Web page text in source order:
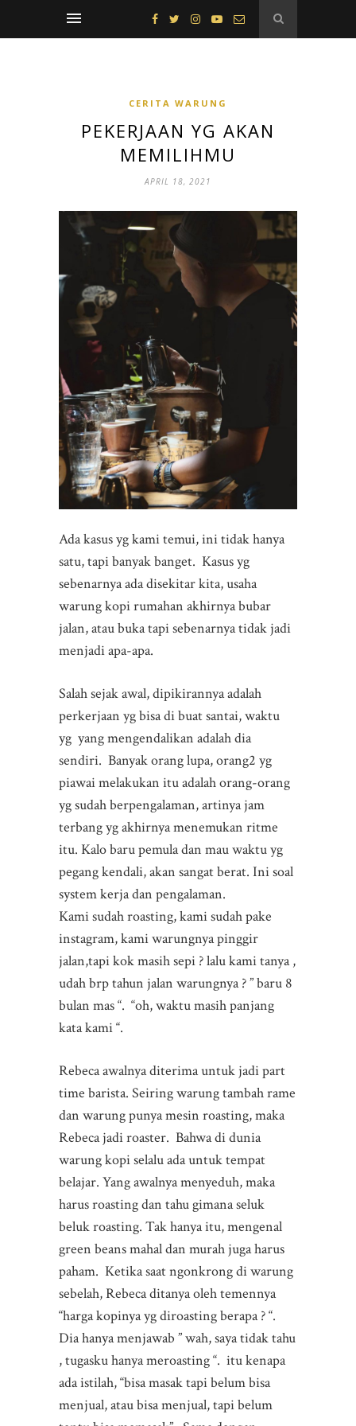
CERITA WARUNG
PEKERJAAN YG AKAN
MEMILIHMU
APRIL 18, 2021
Ada kasus yg kami temui, ini tidak hanya
satu, tapi banyak banget. Kasus yg
sebenarnya ada disekitar kita, usaha
warung kopi rumahan akhirnya bubar
jalan, atau buka tapi sebenarnya tidak jadi
menjadi apa-apa.
Salah sejak awal, dipikirannya adalah
perkerjaan yg bisa di buat santai, waktu
yg yang mengendalikan adalah dia
sendiri. Banyak orang lupa, orang2 yg
piawai melakukan itu adalah orang-orang
yg sudah berpengalaman, artinya jam
terbang yg akhirnya menemukan ritme
itu. Kalo baru pemula dan mau waktu yg
pegang kendali, akan sangat berat. Ini soal
system kerja dan pengalaman.
Kami sudah roasting, kami sudah pake
instagram, kami warungnya pinggir
jalan,tapi kok masih sepi ? lalu kami tanya ,
udah brp tahun jalan warungnya ? ” baru 8
bulan mas “. “oh, waktu masih panjang
kata kami “.
Rebeca awalnya diterima untuk jadi part
time barista. Seiring warung tambah rame
dan warung punya mesin roasting, maka
Rebeca jadi roaster. Bahwa di dunia
warung kopi selalu ada untuk tempat
belajar. Yang awalnya menyeduh, maka
harus roasting dan tahu gimana seluk
beluk roasting. Tak hanya itu, mengenal
green beans mahal dan murah juga harus
paham. Ketika saat ngonkrong di warung
sebelah, Rebeca ditanya oleh temennya
“harga kopinya yg diroasting berapa ? “.
Dia hanya menjawab ” wah, saya tidak tahu
, tugasku hanya meroasting “. itu kenapa
ada istilah, “bisa masak tapi belum bisa
menjual, atau bisa menjual, tapi belum